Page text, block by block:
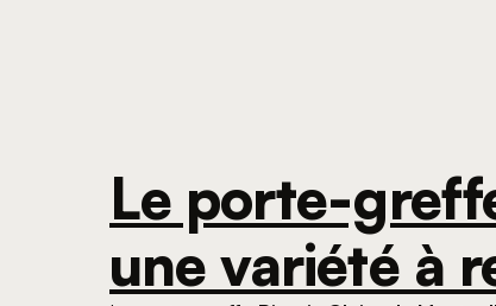
Le porte-
une variété à